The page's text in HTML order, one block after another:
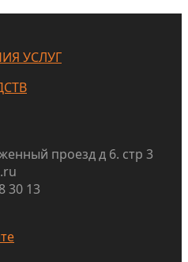
УСЛУГ
проезд д 6. стр 3
30 13